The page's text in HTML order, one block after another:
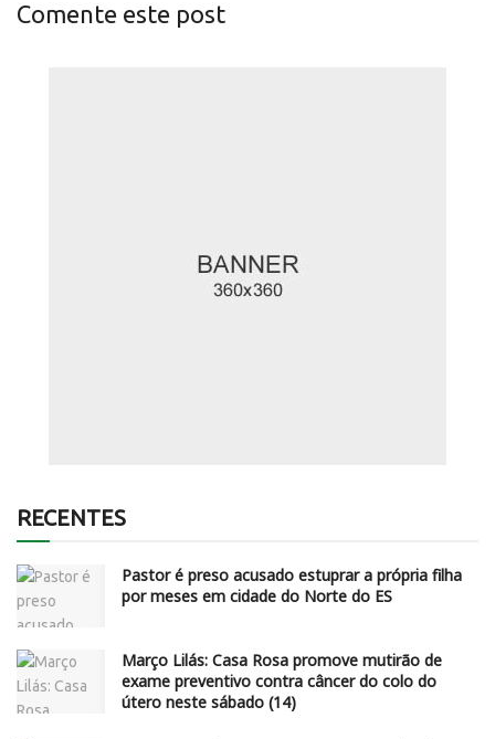
Comente este post
RECENTES
Pastor é preso acusado estuprar a própria filha
por meses em cidade do Norte do ES
Março Lilás: Casa Rosa promove mutirão de
exame preventivo contra câncer do colo do
útero neste sábado (14)